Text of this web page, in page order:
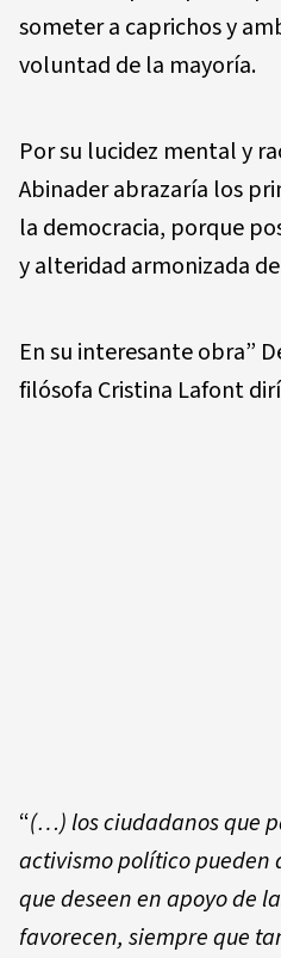
someter a caprichos y
voluntad de la mayoría.
Por su lucidez mental y
Abinader abrazaría los
la democracia, porque
y alteridad armonizada
En su interesante obra”
filósofa Cristina Lafont
“(…) los ciudadanos que
activismo político pueden
que deseen en apoyo de
favorecen, siempre que